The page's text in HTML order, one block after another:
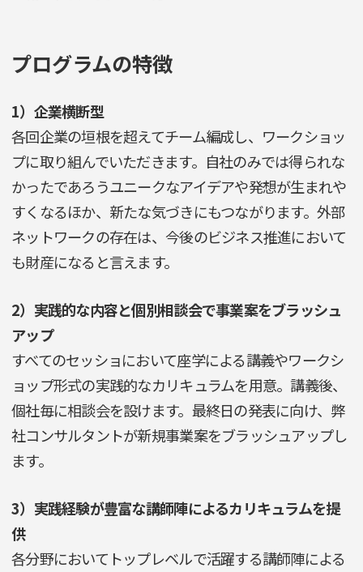
プログラムの特徴
1）企業横断型
各回企業の垣根を超えてチーム編成し、ワークショッ
プに取り組んでいただきます。自社のみでは得られな
かったであろうユニークなアイデアや発想が生まれや
すくなるほか、新たな気づきにもつながります。外部
ネットワークの存在は、今後のビジネス推進において
も財産になると言えます。
2）実践的な内容と個別相談会で事業案をブラッシュ
アップ
すべてのセッショにおいて座学による講義やワークシ
ョップ形式の実践的なカリキュラムを用意。講義後、
個社毎に相談会を設けます。最終日の発表に向け、弊
社コンサルタントが新規事業案をブラッシュアップし
ます。
3）実践経験が豊富な講師陣によるカリキュラムを提
供
各分野においてトップレベルで活躍する講師陣による